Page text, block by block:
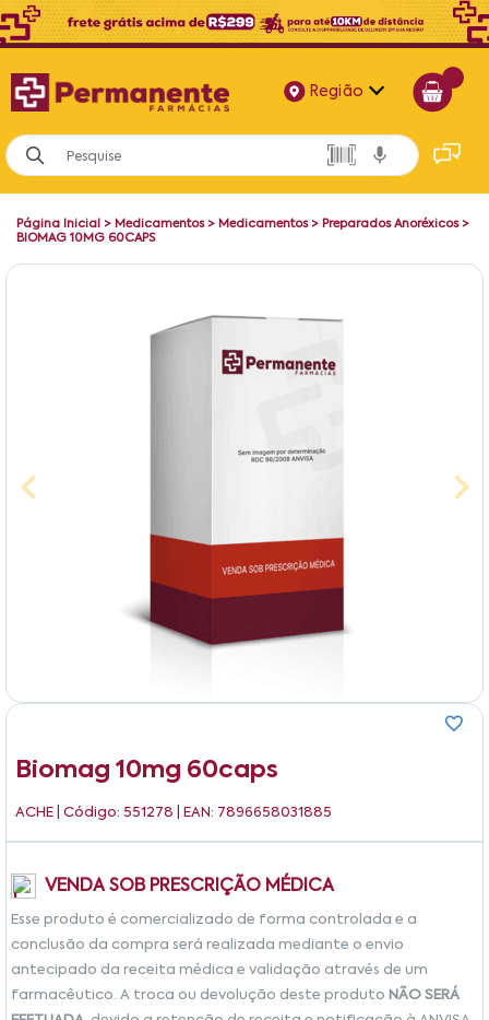
Região
Alagoas
Bahia
Página Inicial > Medicamentos> Medicamentos> Preparados Anoréxicos>
BIOMAG 10MG 60CAPS
Biomag 10mg 60caps
ACHE | Código: 551278 | EAN: 7896658031885
VENDA SOB PRESCRIÇÃO MÉDICA
Esse produto é comercializado de forma controlada e a
conclusão da compra será realizada mediante o envio
antecipado da receita médica e validação através de um
farmacêutico. A troca ou devolução deste produto NÃO SERÁ